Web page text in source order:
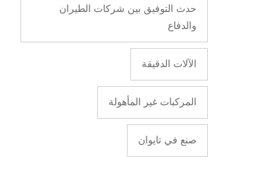
حدث التوفيق بين شركات الطيران
والدفاع
الآلات الدقيقة
المركبات غير المأهولة
صنع في تايوان